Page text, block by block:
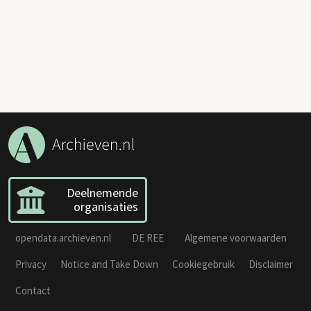
Deelnemende
organisaties
opendata.archieven.nl DE REE
Algemene voorwaarden
Privacy
Notice and Take Down Cookiegebruik
Disclaimer
Contact